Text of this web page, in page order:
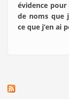
évidence
de noms que
ce que j’en ai